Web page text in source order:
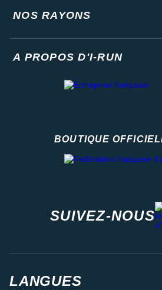
NOS RAYONS
A PROPOS D'I-RUN
BOUTIQUE
SUIVEZ-NOUS
LANGUES